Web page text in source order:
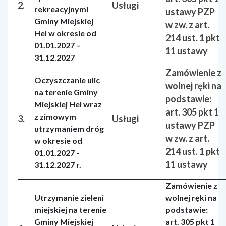
2.
rekreacyjnymi
Gminy Miejskiej
Hel w okresie od
01.01.2027 –
31.12.2027
Usługi
ustawy PZP
w zw. z art.
214 ust. 1 pkt
11 ustawy
3.
Oczyszczanie ulic
na terenie Gminy
Miejskiej Hel wraz
z zimowym
utrzymaniem dróg
w okresie od
01.01.2027 -
31.12.2027 r.
Usługi
Zamówienie z
wolnej ręki na
podstawie:
art. 305 pkt 1
ustawy PZP
w zw. z art.
214 ust. 1 pkt
11 ustawy
Utrzymanie zieleni
miejskiej na terenie
Gminy Miejskiej
Zamówienie z
wolnej ręki na
podstawie:
art. 305 pkt 1